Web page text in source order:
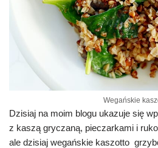
Wegańskie
Dzisiaj na moim blogu ukazuje się
z kaszą gryczaną, pieczarkami i
ale dzisiaj wegańskie kaszotto